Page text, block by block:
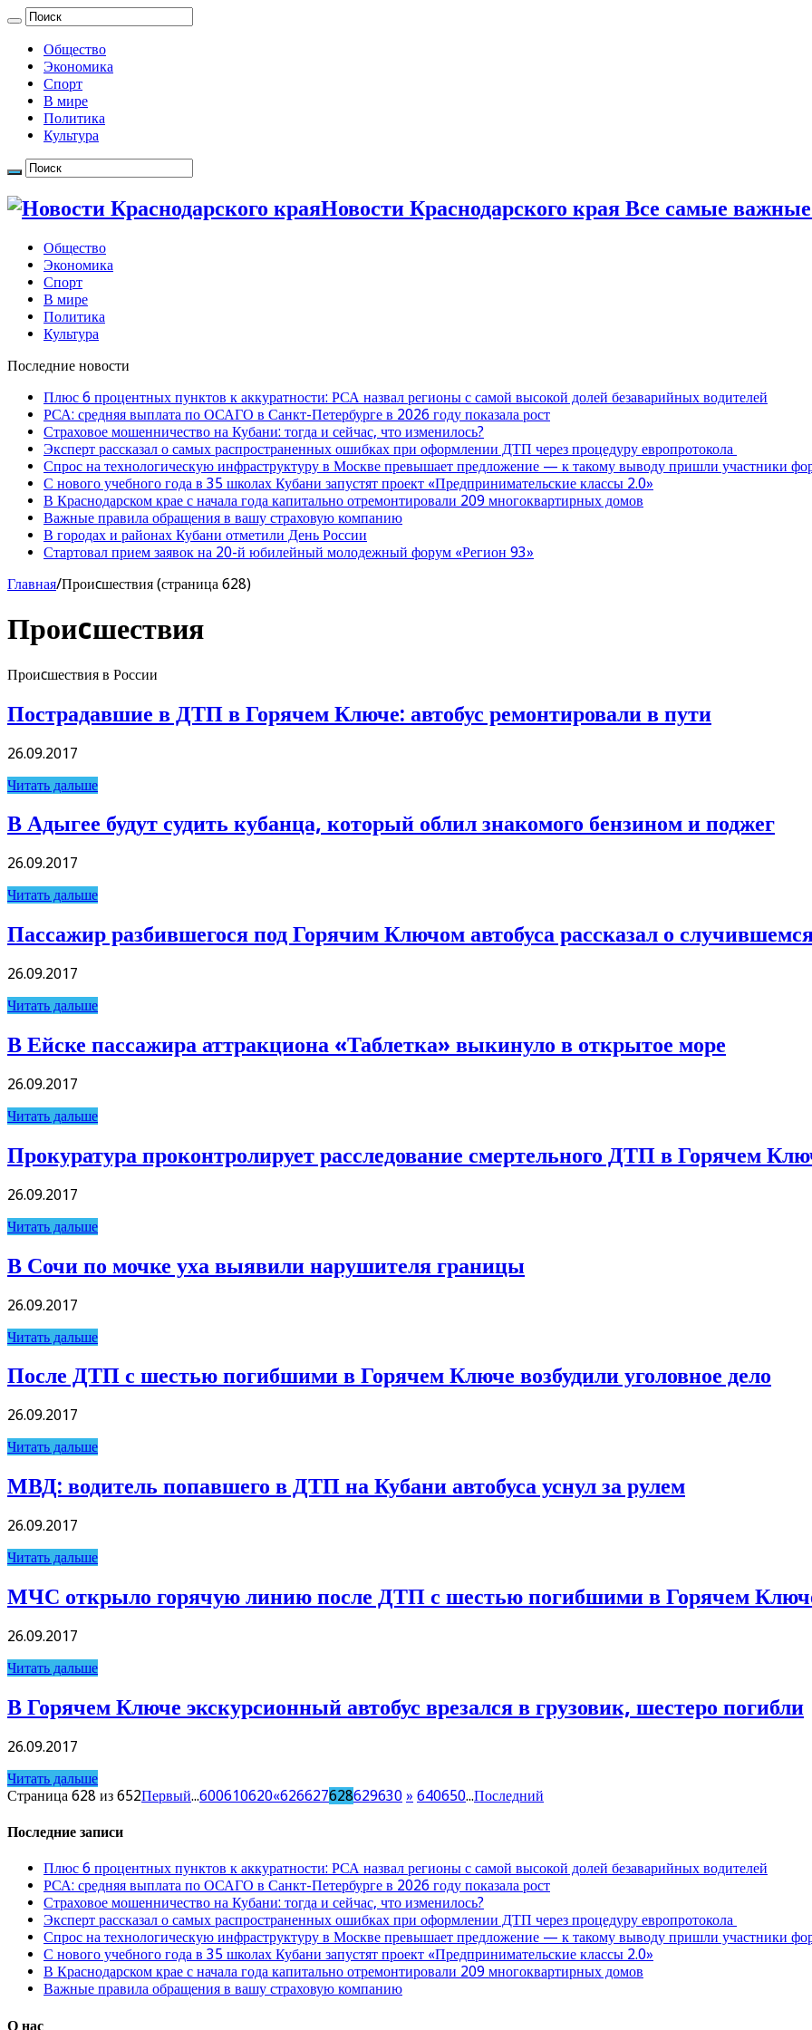
Общество
Экономика
Спорт
В мире
Политика
Культура
Новости Краснодарского края Все самые
Общество
Экономика
Спорт
В мире
Политика
Культура
Последние новости
Плюс 6 процентных пунктов к аккуратности: РСА назвал регионы с самой высокой долей безаварийных водителей
РСА: средняя выплата по ОСАГО в Санкт-Петербурге в 2026 году показала рост
Страховое мошенничество на Кубани: тогда и сейчас, что изменилось?
Эксперт рассказал о самых распространенных ошибках при оформлении ДТП через процедуру европротокола
Спрос на технологическую инфраструктуру в Москве превышает предложение — к такому выводу пришли участники
С нового учебного года в 35 школах Кубани запустят проект «Предпринимательские классы 2.0»
В Краснодарском крае с начала года капитально отремонтировали 209 многоквартирных домов
Важные правила обращения в вашу страховую компанию
В городах и районах Кубани отметили День России
Стартовал прием заявок на 20-й юбилейный молодежный форум «Регион 93»
Главная/Проиcшествия (страница 628)
Проиcшествия
Проиcшествия в России
Пострадавшие в ДТП в Горячем Ключе: автобус ремонтировали в пути
26.09.2017
Читать дальше
В Адыгее будут судить кубанца, который облил знакомого бензином и поджег
26.09.2017
Читать дальше
Пассажир разбившегося под Горячим Ключом автобуса рассказал о
26.09.2017
Читать дальше
В Ейске пассажира аттракциона «Таблетка» выкинуло в открытое море
26.09.2017
Читать дальше
Прокуратура проконтролирует расследование смертельного ДТП в Горячем
26.09.2017
Читать дальше
В Сочи по мочке уха выявили нарушителя границы
26.09.2017
Читать дальше
После ДТП с шестью погибшими в Горячем Ключе возбудили уголовное дело
26.09.2017
Читать дальше
МВД: водитель попавшего в ДТП на Кубани автобуса уснул за рулем
26.09.2017
Читать дальше
МЧС открыло горячую линию после ДТП с шестью погибшими в Горячем
26.09.2017
Читать дальше
В Горячем Ключе экскурсионный автобус врезался в грузовик, шестеро погибли
26.09.2017
Читать дальше
Страница 628 из 652Первый...600610620«626627628629630 » 640650...Последний
Последние записи
Плюс 6 процентных пунктов к аккуратности: РСА назвал регионы с самой высокой долей безаварийных водителей
РСА: средняя выплата по ОСАГО в Санкт-Петербурге в 2026 году показала рост
Страховое мошенничество на Кубани: тогда и сейчас, что изменилось?
Эксперт рассказал о самых распространенных ошибках при оформлении ДТП через процедуру европротокола
Спрос на технологическую инфраструктуру в Москве превышает предложение — к такому выводу пришли участники
С нового учебного года в 35 школах Кубани запустят проект «Предпринимательские классы 2.0»
В Краснодарском крае с начала года капитально отремонтировали 209 многоквартирных домов
Важные правила обращения в вашу страховую компанию
О нас